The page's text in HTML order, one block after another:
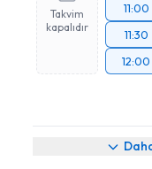
Takvim
kapalıdır
11:00
11:30
12:00